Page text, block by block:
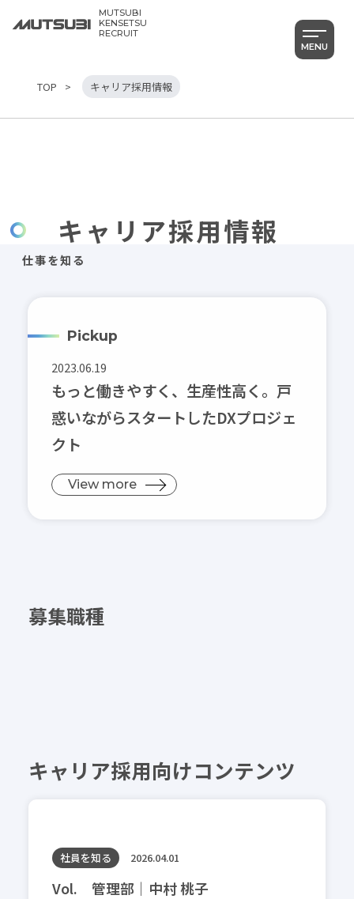
MUTSUBI
KENSETSU
RECRUIT
MENU
社員を知る
Pickup
睦備建設ってどんな会社？
社内DX化推進
Recruitment
TOP キャリア採用情報
キャリア採用情報
仕事を知る
Pickup
2023.06.19
もっと働きやすく、生産性高く。戸
惑いながらスタートしたDXプロジェ
クト
View more
募集職種
キャリア採用向けコンテンツ
社員を知る 2026.04.01
Vol. 管理部｜中村 桃子